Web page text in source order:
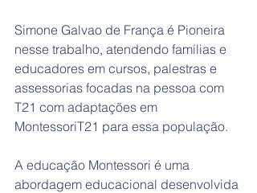
Simone Galvao de França é Pioneira
nesse trabalho, atendendo famílias e
educadores em cursos, palestras e
assessorias focadas na pessoa com
T21 com adaptações em
MontessoriT21 para essa população.
​A educação Montessori é uma
abordagem educacional desenvolvida